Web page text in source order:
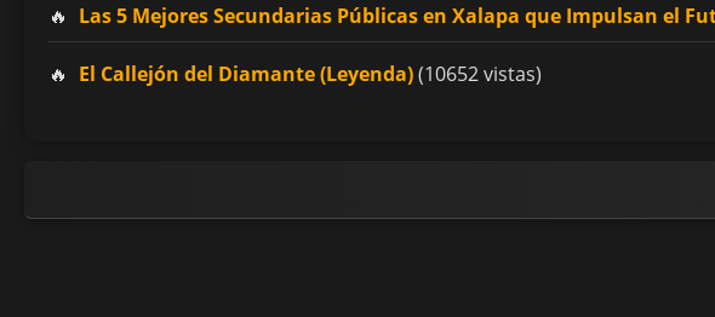
Las 5 Mejores Secundarias Públicas en Xalapa que Impulsan el
El Callejón del Diamante (Leyenda)(10652 vistas)